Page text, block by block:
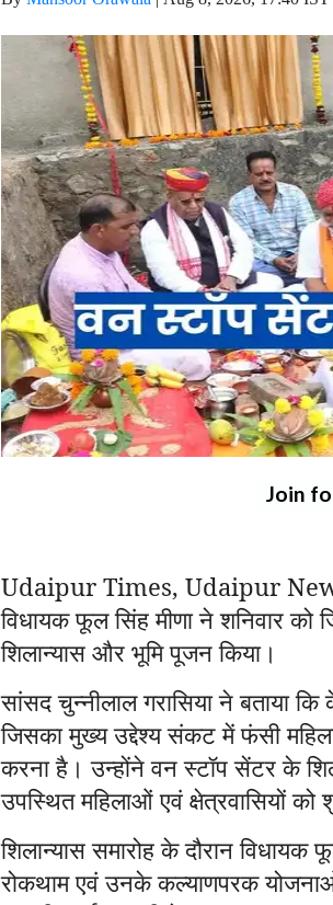
Join
Udaipur Times, Udaipur News:
विधायक फूल सिंह मीणा ने शनिवार
शिलान्यास और भूमि पूजन किया।
सांसद चुन्नीलाल गरासिया ने बताया
जिसका मुख्य उद्देश्य संकट में फंसी
करना है। उन्होंने वन स्टॉप सेंटर के
उपस्थित महिलाओं एवं क्षेत्रवासियों को
शिलान्यास समारोह के दौरान विधायक
रोकथाम एवं उनके कल्याणपरक